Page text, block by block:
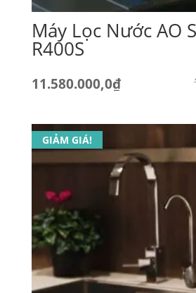
Máy Lọc Nước AO
R400S
Giá
là:
11.780.000,0₫.
11.580.000,0₫Giá
tại
là:
GIẢM GIÁ!